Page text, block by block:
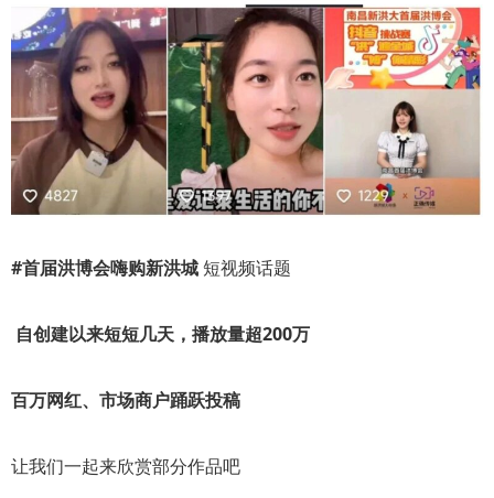
#首届洪博会嗨购新洪城短视频话题
自创建以来短短几天，播放量超200万
百万网红、市场商户踊跃投稿
让我们一起来欣赏部分作品吧